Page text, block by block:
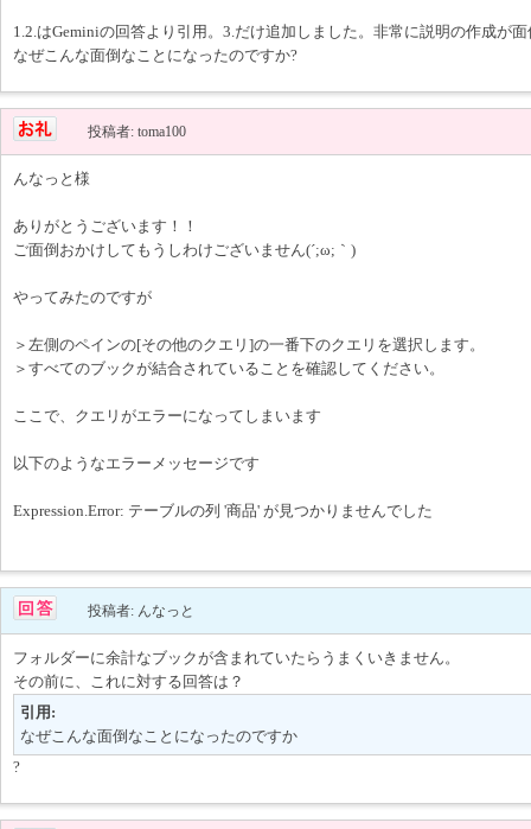
1.2.はGeminiの回答より引用。3.だけ追加しました。非常に説明の作成が
なぜこんな面倒なことになったのですか?
投稿者: toma100
んなっと様
ありがとうございます！！
ご面倒おかけしてもうしわけございません(´;ω;｀)
やってみたのですが
＞左側のペインの[その他のクエリ]の一番下のクエリを選択します。
＞すべてのブックが結合されていることを確認してください。
ここで、クエリがエラーになってしまいます
以下のようなエラーメッセージです
Expression.Error: テーブルの列 '商品' が見つかりませんでした
投稿者: んなっと
フォルダーに余計なブックが含まれていたらうまくいきません。
その前に、これに対する回答は？
引用:
なぜこんな面倒なことになったのですか
?